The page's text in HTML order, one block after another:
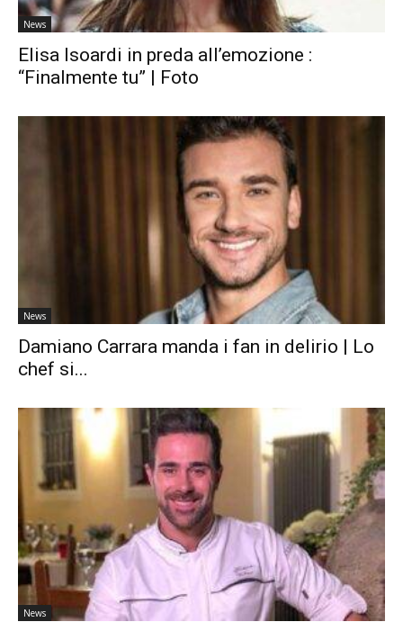
News
Elisa Isoardi in preda all’emozione :
“Finalmente tu” | Foto
News
Damiano Carrara manda i fan in delirio | Lo
chef si...
News